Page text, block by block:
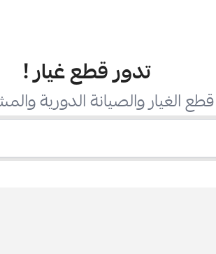
تدور قطع غيار!
الغيار والصيانة الدورية